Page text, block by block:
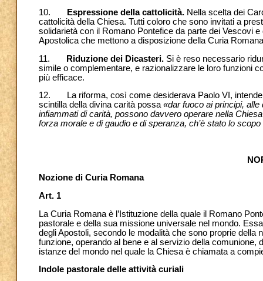
10.
Espressione della cattolicità. Nella scelta dei
cattolicità della Chiesa. Tutti coloro che sono invitati a
solidarietà con il Romano Pontefice da parte dei Vescovi
Apostolica che mettono a disposizione della Curia
11.
Riduzione dei Dicasteri. Si è reso necessario
simile o complementare, e razionalizzare le loro funzioni
più efficace.
12. La riforma, così come desiderava Paolo VI, intende
scintilla della divina carità possa«dar fuoco ai principi,
infiammati di carità, possono davvero operare nella
forza morale e di gaudio e di speranza, ch’è stato lo
Nozione di Curia Romana
Art. 1
La Curia Romana è l’Istituzione della quale il Romano
pastorale e della sua missione universale nel mondo.
degli Apostoli, secondo le modalità che sono proprie della
funzione, operando al bene e al servizio della comunione,
istanze del mondo nel quale la Chiesa è chiamata a
Indole pastorale delle attività curiali